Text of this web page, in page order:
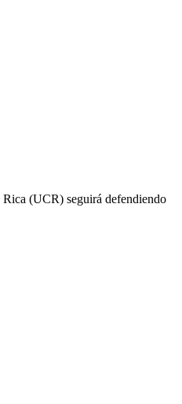
(UCR) seguirá defendiendo